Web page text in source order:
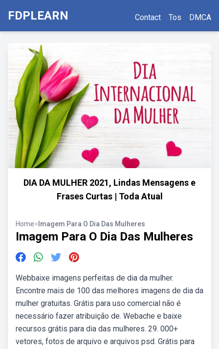
FDPLEARN Contact Tos DMCA
DIA DA MULHER 2021, Lindas Mensagens e
Frases Curtas | Toda Atual
Home> Imagem Para O Dia Das Mulheres
Imagem Para O Dia Das Mulheres
Webbaixe imagens perfeitas de dia da mulher.
Encontre mais de 100 das melhores imagens de dia da
mulher gratuitas. Grátis para uso comercial não é
necessário fazer atribuição de. Webache e baixe
recursos grátis para dia das mulheres. 29. 000+
vetores, fotos de arquivo e arquivos psd. Grátis para